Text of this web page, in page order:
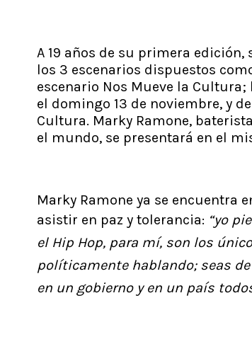
A 19 años de su primera
los 3 escenarios dispuestos
escenario Nos Mueve la
el domingo 13 de noviembre, y
Cultura. Marky Ramone,
el mundo, se presentará en el
Marky Ramone ya se encuentra
asistir en paz y tolerancia: “yo
el Hip Hop, para mí, son los
políticamente hablando; seas
en un gobierno y en un país